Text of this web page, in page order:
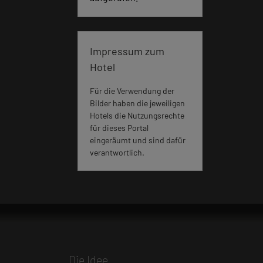
Impressum zum
Hotel
Für die Verwendung der
Bilder haben die jeweiligen
Hotels die Nutzungsrechte
für dieses Portal
eingeräumt und sind dafür
verantwortlich.
Die Idee